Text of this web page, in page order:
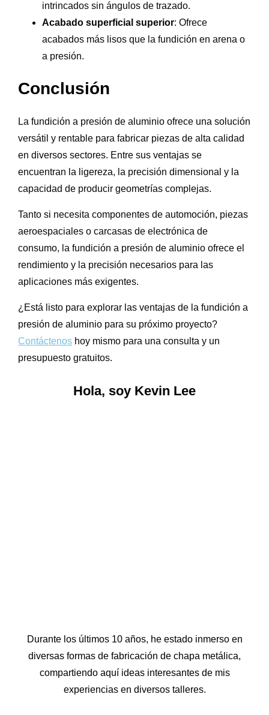
intrincados sin ángulos de trazado.
Acabado superficial superior: Ofrece
acabados más lisos que la fundición en arena o
a presión.
Conclusión
La fundición a presión de aluminio ofrece una solución
versátil y rentable para fabricar piezas de alta calidad
en diversos sectores. Entre sus ventajas se
encuentran la ligereza, la precisión dimensional y la
capacidad de producir geometrías complejas.
Tanto si necesita componentes de automoción, piezas
aeroespaciales o carcasas de electrónica de
consumo, la fundición a presión de aluminio ofrece el
rendimiento y la precisión necesarios para las
aplicaciones más exigentes.
¿Está listo para explorar las ventajas de la fundición a
presión de aluminio para su próximo proyecto?
Contáctenos hoy mismo para una consulta y un
presupuesto gratuitos.
Hola, soy Kevin Lee
Durante los últimos 10 años, he estado inmerso en
diversas formas de fabricación de chapa metálica,
compartiendo aquí ideas interesantes de mis
experiencias en diversos talleres.